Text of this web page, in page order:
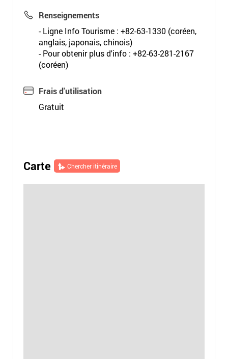
Renseignements
- Ligne Info Tourisme : +82-63-1330 (coréen,
anglais, japonais, chinois)
- Pour obtenir plus d'info : +82-63-281-2167
(coréen)
Frais d'utilisation
Gratuit
Carte Chercher itinéraire